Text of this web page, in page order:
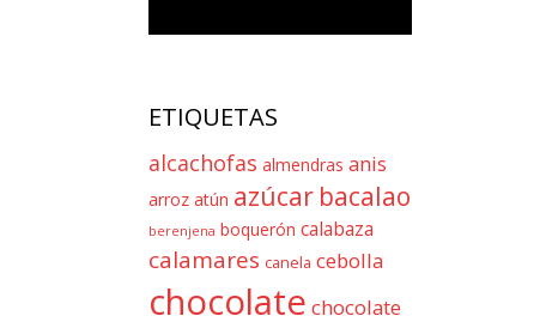
ETIQUETAS
alcachofas almendras anis
arroz atún azúcar bacalao
berenjena boquerón calabaza
calamares canela cebolla
chocolate chocolate